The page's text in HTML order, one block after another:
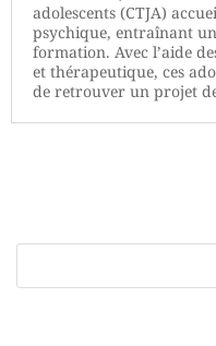
adolescents (CTJA)
psychique, entraînant
formation. Avec l’aide
et thérapeutique, ces
de retrouver un projet